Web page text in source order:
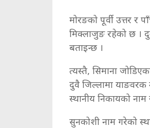
मोरङको पूर्वी उत्तर र
मिक्लाजुङ रहेको छ ।
बताइन्छ ।
त्यस्तै, सिमाना
दुवै जिल्लामा याङवरक
स्थानीय निकायको
सुनकोशी नाम गरेको